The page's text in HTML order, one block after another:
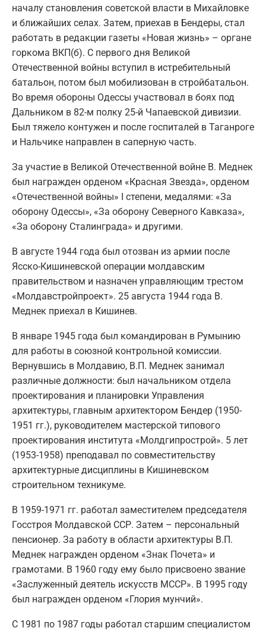
началу становления советской власти в Михайловке
и ближайших селах. Затем, приехав в Бендеры, стал
работать в редакции газеты «Новая жизнь» – органе
горкома ВКП(б). С первого дня Великой
Отечественной войны вступил в истребительный
батальон, потом был мобилизован в стройбатальон.
Во время обороны Одессы участвовал в боях под
Дальником в 82-м полку 25-й Чапаевской дивизии.
Был тяжело контужен и после госпиталей в Таганроге
и Нальчике направлен в саперную часть.
За участие в Великой Отечественной войне В. Меднек
был награжден орденом «Красная Звезда», орденом
«Отечественной войны» I степени, медалями: «За
оборону Одессы», «За оборону Северного Кавказа»,
«За оборону Сталинграда» и другими.
В августе 1944 года был отозван из армии после
Ясско-Кишиневской операции молдавским
правительством и назначен управляющим трестом
«Молдавстройпроект». 25 августа 1944 года В.
Меднек приехал в Кишинев.
В январе 1945 года был командирован в Румынию
для работы в союзной контрольной комиссии.
Вернувшись в Молдавию, В.П. Меднек занимал
различные должности: был начальником отдела
проектирования и планировки Управления
архитектуры, главным архитектором Бендер (1950-
1951 гг.), руководителем мастерской типового
проектирования института «Молдгипрострой». 5 лет
(1953-1958) преподавал по совместительству
архитектурные дисциплины в Кишиневском
строительном техникуме.
В 1959-1971 гг. работал заместителем председателя
Госстроя Молдавской ССР. Затем – персональный
пенсионер. За работу в области архитектуры В.П.
Меднек награжден орденом «Знак Почета» и
грамотами. В 1960 году ему было присвоено звание
«Заслуженный деятель искусств МССР». В 1995 году
был награжден орденом «Глория мунчий».
С 1981 по 1987 годы работал старшим специалистом